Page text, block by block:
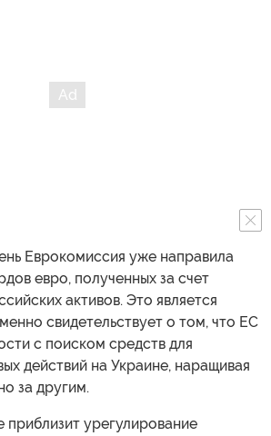
Еврокомиссия уже направила
евро, полученных за счет
активов. Это является
свидетельствует о том, что ЕС
с поиском средств для
действий на Украине, наращивая
за другим.
приблизит урегулирование